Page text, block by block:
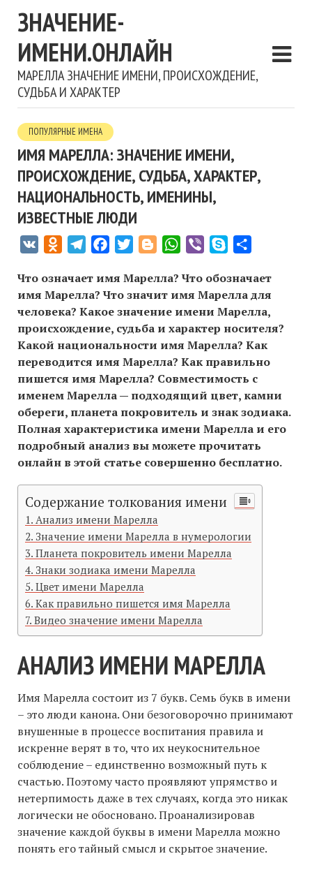
ЗНАЧЕНИЕ-
ИМЕНИ.ОНЛАЙН
МАРЕЛЛА ЗНАЧЕНИЕ ИМЕНИ, ПРОИСХОЖДЕНИЕ,
СУДЬБА И ХАРАКТЕР
ПОПУЛЯРНЫЕ ИМЕНА
ИМЯ МАРЕЛЛА: ЗНАЧЕНИЕ ИМЕНИ,
ПРОИСХОЖДЕНИЕ, СУДЬБА, ХАРАКТЕР,
НАЦИОНАЛЬНОСТЬ, ИМЕНИНЫ,
ИЗВЕСТНЫЕ ЛЮДИ
VK Odnoklassniki
TelegramFacebookTwitterBloggerWhatsApp
Viber Skype
Что означает имя Марелла? Что обозначает
имя Марелла? Что значит имя Марелла для
человека? Какое значение имени Марелла,
происхождение, судьба и характер носителя?
Какой национальности имя Марелла? Как
переводится имя Марелла? Как правильно
пишется имя Марелла? Совместимость c
именем Марелла — подходящий цвет, камни
обереги, планета покровитель и знак зодиака.
Полная характеристика имени Марелла и его
подробный анализ вы можете прочитать
онлайн в этой статье совершенно бесплатно.
Содержание толкования имени
Анализ имени Марелла
Значение имени Марелла в нумерологии
Планета покровитель имени Марелла
Знаки зодиака имени Марелла
Цвет имени Марелла
Как правильно пишется имя Марелла
Видео значение имени Марелла
АНАЛИЗ ИМЕНИ МАРЕЛЛА
Имя Марелла состоит из 7 букв. Семь букв в имени
– это люди канона. Они безоговорочно принимают
внушенные в процессе воспитания правила и
искренне верят в то, что их неукоснительное
соблюдение – единственно возможный путь к
счастью. Поэтому часто проявляют упрямство и
нетерпимость даже в тех случаях, когда это никак
логически не обосновано. Проанализировав
значение каждой буквы в имени Марелла можно
понять его тайный смысл и скрытое значение.